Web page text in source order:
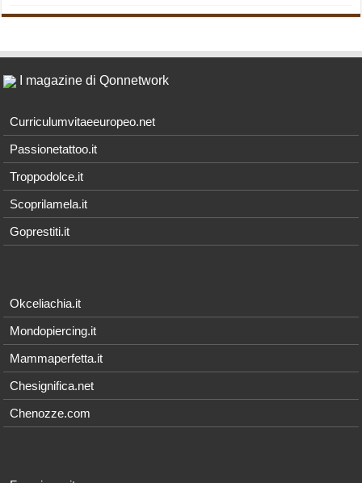
I magazine di Qonnetwork
Curriculumvitaeeuropeo.net
Passionetattoo.it
Troppodolce.it
Scoprilamela.it
Goprestiti.it
Okceliachia.it
Mondopiercing.it
Mammaperfetta.it
Chesignifica.net
Chenozze.com